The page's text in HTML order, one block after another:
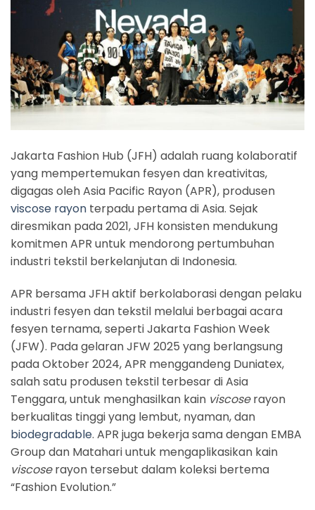
Jakarta Fashion Hub (JFH) adalah ruang kolaboratif
yang mempertemukan fesyen dan kreativitas,
digagas oleh Asia Pacific Rayon (APR), produsen
viscose rayon terpadu pertama di Asia. Sejak
diresmikan pada 2021, JFH konsisten mendukung
komitmen APR untuk mendorong pertumbuhan
industri tekstil berkelanjutan di Indonesia.
APR bersama JFH aktif berkolaborasi dengan pelaku
industri fesyen dan tekstil melalui berbagai acara
fesyen ternama, seperti Jakarta Fashion Week
(JFW). Pada gelaran JFW 2025 yang berlangsung
pada Oktober 2024, APR menggandeng Duniatex,
salah satu produsen tekstil terbesar di Asia
Tenggara, untuk menghasilkan kain viscoserayon
berkualitas tinggi yang lembut, nyaman, dan
biodegradable. APR juga bekerja sama dengan EMBA
Group dan Matahari untuk mengaplikasikan kain
viscoserayon tersebut dalam koleksi bertema
“Fashion Evolution.”